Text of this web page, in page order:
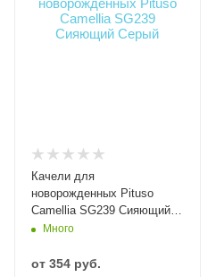
Качели для
новорожденных Pituso
Camellia SG239 Сияющий
Серый
Много
от 354 руб.